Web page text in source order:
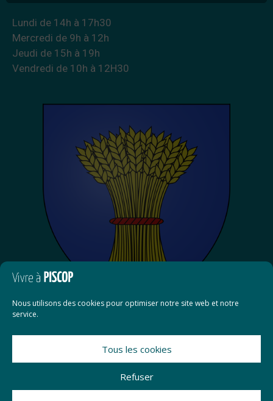
Nous utilisons des cookies pour optimiser notre site web et notre
service.
Tous les cookies
Refuser
Lundi de 14h à 17h30
Mercredi de 9h à 12h
Jeudi de 15h à 19h
Vendredi de 10h à 12H30